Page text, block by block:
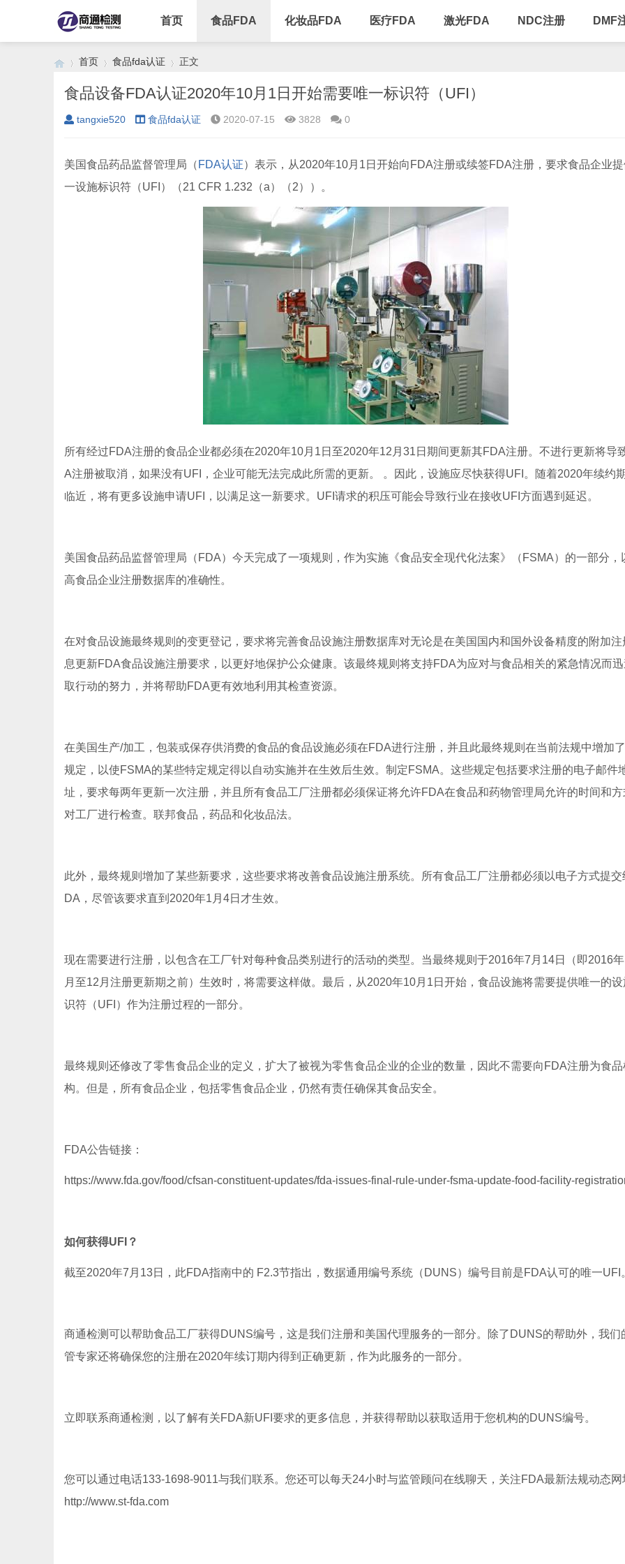
首页 食品FDA 化妆品FDA 医疗FDA 激光FDA NDC注册 DMF
›
首页
›
食品fda认证
›
正文
食品设备FDA认证2020年10月1日开始需要唯一标识符（UFI）
tangxie520 食品fda认证 2020-07-15 3828 0
美国食品药品监督管理局（ FDA认证）表示，从2020年10月1日开始向FDA注册或续签FDA注册，要求食品企业
一设施标识符（UFI）（21 CFR 1.232（a）（2））。
所有经过FDA注册的食品企业都必须在2020年10月1日至2020年12月31日期间更新其FDA注册。不进行更新将导
A注册被取消，如果没有UFI，企业可能无法完成此所需的更新。 。因此，设施应尽快获得UFI。随着2020年续约
临近，将有更多设施申请UFI，以满足这一新要求。UFI请求的积压可能会导致行业在接收UFI方面遇到延迟。
美国食品药品监督管理局（FDA）今天完成了一项规则，作为实施《食品安全现代化法案》（FSMA）的一部分，
高食品企业注册数据库的准确性。
在对食品设施最终规则的变更登记，要求将完善食品设施注册数据库对无论是在美国国内和国外设备精度的附加注
息更新FDA食品设施注册要求，以更好地保护公众健康。该最终规则将支持FDA为应对与食品相关的紧急情况而
取行动的努力，并将帮助FDA更有效地利用其检查资源。
在美国生产/加工，包装或保存供消费的食品的食品设施必须在FDA进行注册，并且此最终规则在当前法规中增加
规定，以使FSMA的某些特定规定得以自动实施并在生效后生效。制定FSMA。这些规定包括要求注册的电子邮件
址，要求每两年更新一次注册，并且所有食品工厂注册都必须保证将允许FDA在食品和药物管理局允许的时间和
对工厂进行检查。联邦食品，药品和化妆品法。
此外，最终规则增加了某些新要求，这些要求将改善食品设施注册系统。所有食品工厂注册都必须以电子方式提交
DA，尽管该要求直到2020年1月4日才生效。
现在需要进行注册，以包含在工厂针对每种食品类别进行的活动的类型。当最终规则于2016年7月14日（即2016
月至12月注册更新期之前）生效时，将需要这样做。最后，从2020年10月1日开始，食品设施将需要提供唯一的
识符（UFI）作为注册过程的一部分。
最终规则还修改了零售食品企业的定义，扩大了被视为零售食品企业的企业的数量，因此不需要向FDA注册为食品
构。但是，所有食品企业，包括零售食品企业，仍然有责任确保其食品安全。
FDA公告链接：
https://www.fda.gov/food/cfsan-constituent-updates/fda-issues-final-rule-under-fsma-update-food-facility-
如何获得UFI？
截至2020年7月13日，此FDA指南中的 F2.3节指出，数据通用编号系统（DUNS）编号目前是FDA认可的唯一UFI
商通检测可以帮助食品工厂获得DUNS编号，这是我们注册和美国代理服务的一部分。除了DUNS的帮助外，我们
管专家还将确保您的注册在2020年续订期内得到正确更新，作为此服务的一部分。
立即联系商通检测，以了解有关FDA新UFI要求的更多信息，并获得帮助以获取适用于您机构的DUNS编号。
您可以通过电话133-1698-9011与我们联系。您还可以每天24小时与监管顾问在线聊天，关注FDA最新法规动态网
http://www.st-fda.com